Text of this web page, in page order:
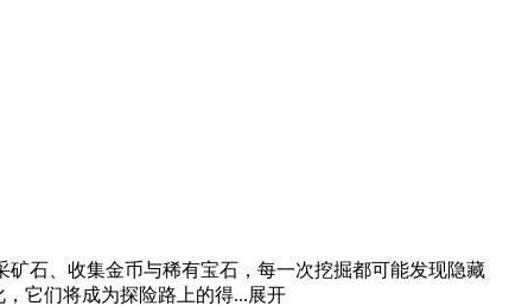
石、收集金币与稀有宝石，每一次挖掘都可能发现隐藏
它们将成为探险路上的得...展开